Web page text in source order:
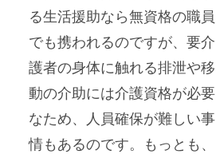
る生活援助なら無資格の職員
でも携われるのですが、要介
護者の身体に触れる排泄や移
動の介助には介護資格が必要
なため、人員確保が難しい事
情もあるのです。もっとも、